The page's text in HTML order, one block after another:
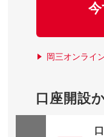
岡三オンライ
口座開設